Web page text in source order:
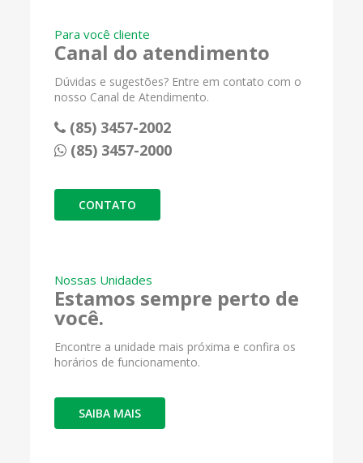
Para você cliente
Canal do atendimento
Dúvidas e sugestões? Entre em contato com o
nosso Canal de Atendimento.
(85) 3457-2002
(85) 3457-2000
CONTATO
Nossas Unidades
Estamos sempre perto de
você.
Encontre a unidade mais próxima e confira os
horários de funcionamento.
SAIBA MAIS